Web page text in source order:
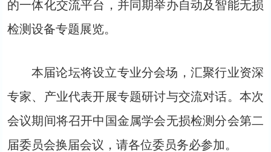
的一体化交流平台，并同期举办自动及智能无损
检测设备专题展览。
本届论坛将设立专业分会场，汇聚行业资深
专家、产业代表开展专题研讨与交流对话。本次
会议期间将召开中国金属学会无损检测分会第二
届委员会换届会议，请各位委员务必参加。